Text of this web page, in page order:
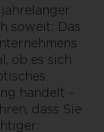
soweit: Das
ob es sich
handelt –
dass Sie